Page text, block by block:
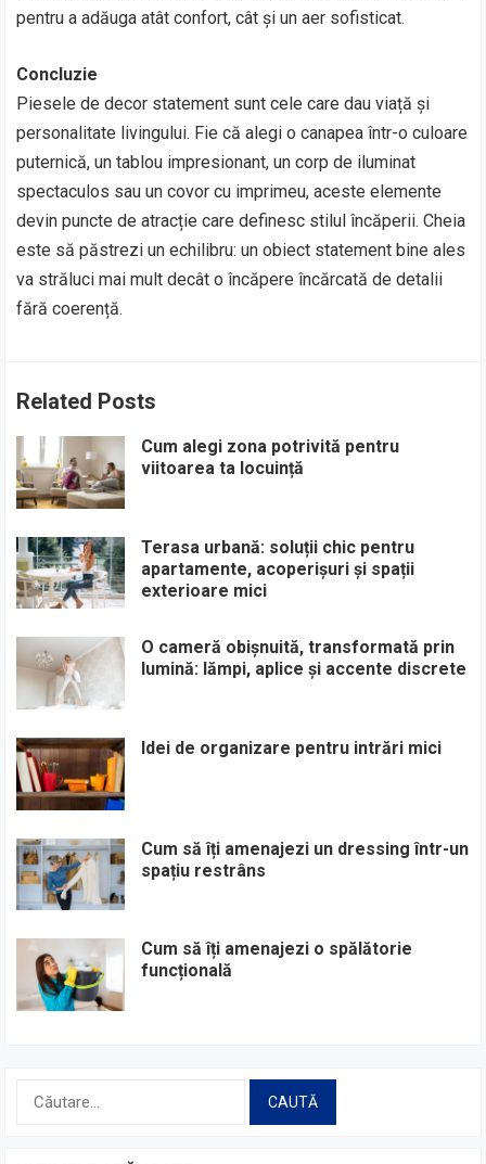
pentru a adăuga atât confort, cât și un aer sofisticat.
Concluzie
Piesele de decor statement sunt cele care dau viață și
personalitate livingului. Fie că alegi o canapea într-o culoare
puternică, un tablou impresionant, un corp de iluminat
spectaculos sau un covor cu imprimeu, aceste elemente
devin puncte de atracție care definesc stilul încăperii. Cheia
este să păstrezi un echilibru: un obiect statement bine ales
va străluci mai mult decât o încăpere încărcată de detalii
fără coerență.
Related Posts
Cum alegi zona potrivită pentru
viitoarea ta locuință
Terasa urbană: soluții chic pentru
apartamente, acoperișuri și spații
exterioare mici
O cameră obișnuită, transformată prin
lumină: lămpi, aplice și accente discrete
Idei de organizare pentru intrări mici
Cum să îți amenajezi un dressing într-un
spațiu restrâns
Cum să îți amenajezi o spălătorie
funcțională
Caută